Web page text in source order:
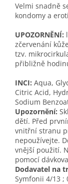
Velmi snadně
kondomy a
UPOZORNĚNÍ:
zčervenání
tzv.
přibližně
INCI: Aqua,
Citric Acid,
Sodium
Upozornění:
dětí. Před
vnitřní stranu
nepoužívejte.
vnější použití.
pomocí
Dodavatel na
Symfonii 4/13 ;